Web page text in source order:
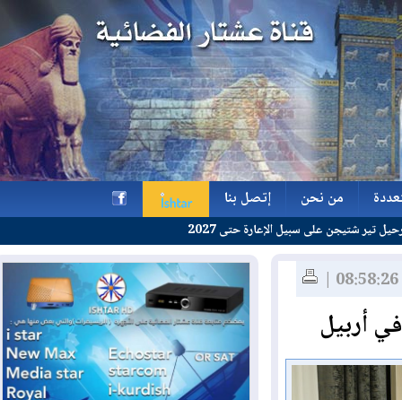
من نحن
من نحن
إتصل بنا
إتصل بناسبيل الإعارة حتى 2027
h